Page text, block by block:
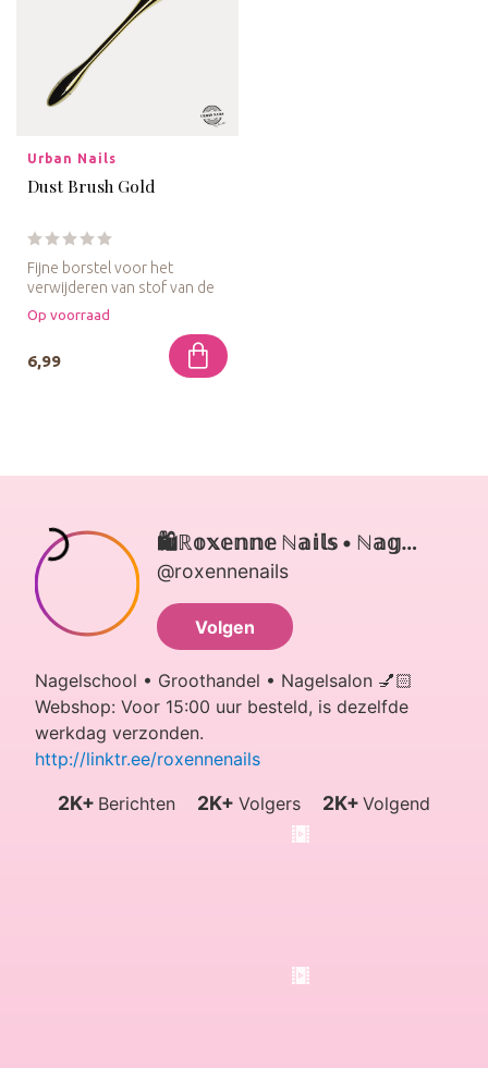
Urban Nails
Dust Brush Gold
Fijne borstel voor het
verwijderen van stof van de
nagelplaat.
Op voorraad
6,99